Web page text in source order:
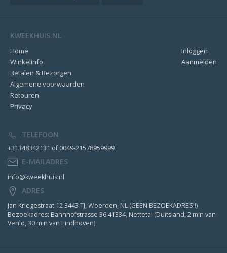
KWEEKHUIS.NL
Inloggen
Aanmelden
Home
Winkelinfo
Betalen & Bezorgen
Algemene voorwaarden
Retouren
Privacy
TELEFOON
+31348342131 of 0049-21578959999
E-MAILADRES
info@kweekhuis.nl
ADRES
Jan Kriegestraat 12 3443 TJ, Woerden, NL (GEEN BEZOEKADRES!!)
Bezoekadres: Bahnhofstrasse 36 41334, Nettetal (Duitsland, 2 min van
Venlo, 30 min van Eindhoven)